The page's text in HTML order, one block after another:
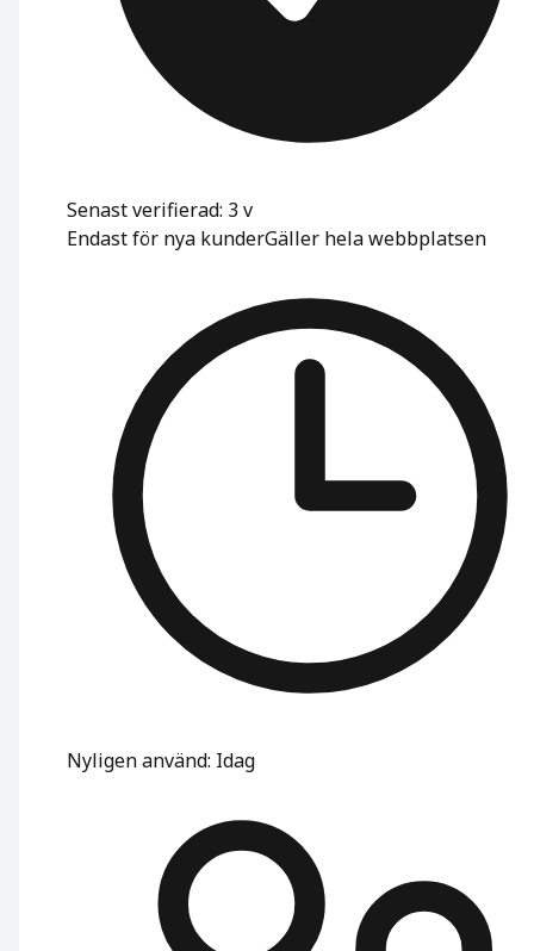
Senast verifierad: 3 v
Endast för nya kunderGäller hela webbplatsen
Nyligen använd: Idag